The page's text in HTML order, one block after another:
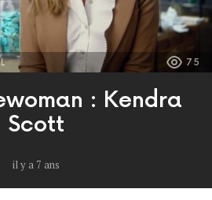
75
: Kendra
Scott
il y a 7 ans